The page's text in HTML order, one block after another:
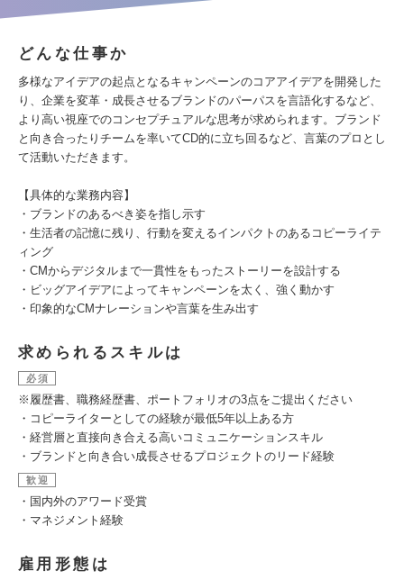
どんな仕事か
多様なアイデアの起点となるキャンペーンのコアアイデアを開発した
り、企業を変革・成長させるブランドのパーパスを言語化するなど、
より高い視座でのコンセプチュアルな思考が求められます。ブランド
と向き合ったりチームを率いてCD的に立ち回るなど、言葉のプロとし
て活動いただきます。
【具体的な業務内容】
・ブランドのあるべき姿を指し示す
・生活者の記憶に残り、行動を変えるインパクトのあるコピーライテ
ィング
・CMからデジタルまで一貫性をもったストーリーを設計する
・ビッグアイデアによってキャンペーンを太く、強く動かす
・印象的なCMナレーションや言葉を生み出す
求められるスキルは
必須
※履歴書、職務経歴書、ポートフォリオの3点をご提出ください
・コピーライターとしての経験が最低5年以上ある方
・経営層と直接向き合える高いコミュニケーションスキル
・ブランドと向き合い成長させるプロジェクトのリード経験
歓迎
・国内外のアワード受賞
・マネジメント経験
雇用形態は